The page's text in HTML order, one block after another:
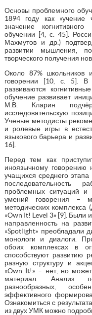
Основы проблемного
1894 году как «учение
значение
обучении [4, с. 45].
Махмутов и др.)
развитии мышления,
творческого получения
Около 87% школьников
говорении [10, с. 5]. В
развиваются
обучение развивает
М.В. Кларин
исследовательскую
Ученые-методисты
и ролевые игры в
языкового барьера и
16].
Перед тем как
иноязычному говорению
учащихся среднего
последовательность
проблемных ситуаций и
умений говорения –
методических
«Own It! Level 3» [9]. Были
направленность на
«Spotlight» преобладали
монологи и диалоги.
обоих комплексах в
способствуют развитию
разную структуру и
«Own It!» – нет, но может
материал. Анализ
разнообразных,
эффективного
Ознакомиться с
из двух УМК можно